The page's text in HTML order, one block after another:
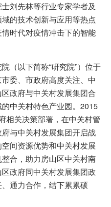
刘先林等行业专家学者及
的技术创新与应用等热点
时代对疫情冲击下的智能
（以下简称“研究院”）位于
委、市政府高度关注、中
政府与中关村发展集团合
中关村特色产业园。2015
相关决策部署，在中关村管
与中关村发展集团开启战
间资源优势和中关村发展
合，助力房山区中关村南
政府同中关村发展集团政
通力合作，结下累累硕